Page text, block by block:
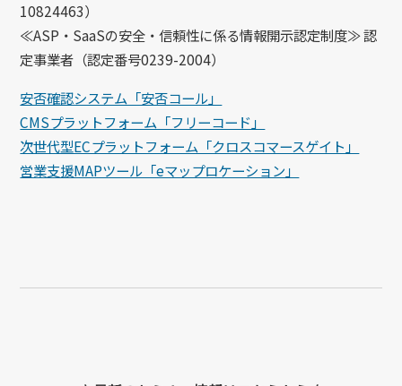
10824463）
≪ASP・SaaSの安全・信頼性に係る情報開示認定制度≫ 認
定事業者（認定番号0239-2004）
安否確認システム「安否コール」
CMSプラットフォーム「フリーコード」
次世代型ECプラットフォーム「クロスコマースゲイト」
営業支援MAPツール「eマップロケーション」